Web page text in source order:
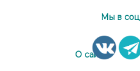
Мы в
О сайте